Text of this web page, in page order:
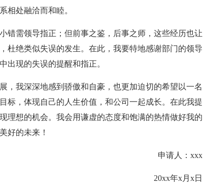
相处融洽而和睦。
需领导指正；但前事之鉴，后事之师，这些经历也让
杜绝类似失误的发生。在此，我要特地感谢部门的领导
出现的失误的提醒和指正。
我深深地感到骄傲和自豪，也更加迫切的希望以一名
标，体现自己的人生价值，和公司一起成长。在此我提
理想的机会。我会用谦虚的态度和饱满的热情做好我的
好的未来！
申请人：xxx
20xx年x月x日